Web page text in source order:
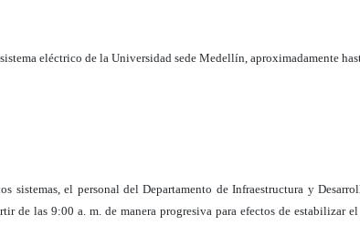
eléctrico de la Universidad sede Medellín, aproximadamente
sistemas, el personal del Departamento de Infraestructura y
de las 9:00 a. m. de manera progresiva para efectos de estabilizar